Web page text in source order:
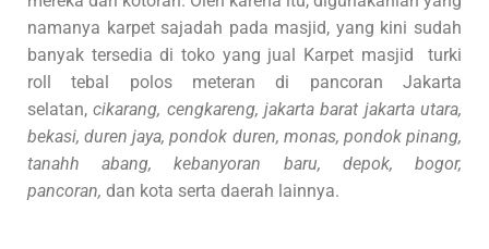
namanya karpet sajadah pada masjid, yang kini sudah
banyak tersedia di toko yang jual Karpet masjid turki
roll tebal polos meteran di pancoran Jakarta
selatan,cikarang, cengkareng, jakarta barat jakarta utara,
bekasi, duren jaya, pondok duren, monas, pondok pinang,
tanahh abang, kebanyoran baru, depok, bogor,
pancoran, dan kota serta daerah lainnya.